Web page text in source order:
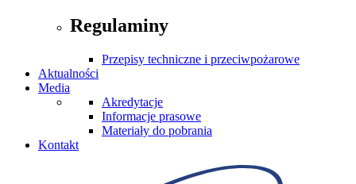
Regulaminy
Przepisy techniczne i przeciwpożarowe
Aktualności
Media
Akredytacje
Informacje prasowe
Materiały do pobrania
Kontakt